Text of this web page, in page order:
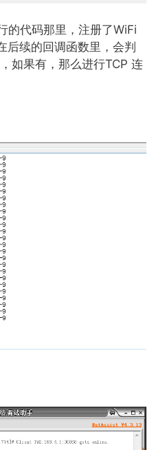
的代码那里，注册了WiFi
后续的回调函数里，会判
如果有，那么进行TCP 连